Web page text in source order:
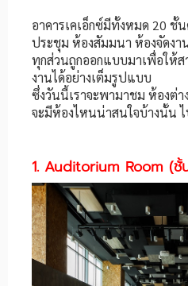
อาคารเคเอ็กซ์มีทั้งหมด 20 ชั้
ประชุม ห้องสัมมนา ห้องจัดงา
ทุกส่วนถูกออกแบบมาเพื่อให้ส
งานได้อย่างเต็มรูปแบบ
ซึ่งวันนี้เราจะพามาชม ห้องต่า
จะมีห้องไหนน่าสนใจบ้างนั้น
1. Auditorium Room (ชั้